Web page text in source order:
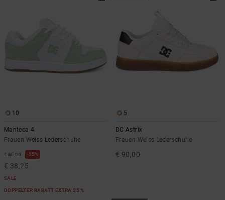
10
Manteca 4
Frauen Weiss Lederschuhe
€ 85,00 55%
€ 38,25
SALE
DOPPELTER RABATT EXTRA 25 %
5
DC Astrix
Frauen Weiss Lederschuhe
€ 90,00